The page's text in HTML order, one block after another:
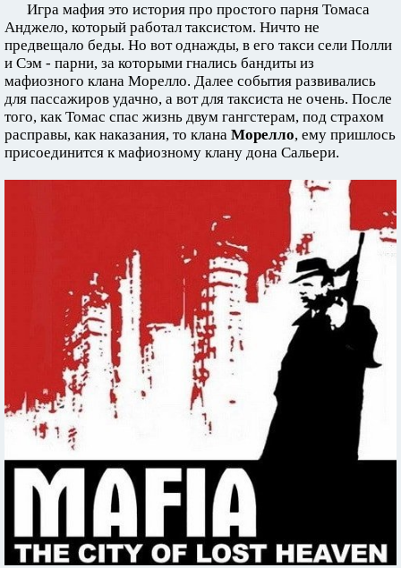
Игра мафия это история про простого парня Томаса
Анджело, который работал таксистом. Ничто не
предвещало беды. Но вот однажды, в его такси сели Полли
и Сэм - парни, за которыми гнались бандиты из
мафиозного клана Морелло. Далее события развивались
для пассажиров удачно, а вот для таксиста не очень. После
того, как Томас спас жизнь двум гангстерам, под страхом
расправы, как наказания, то клана Морелло, ему пришлось
присоединится к мафиозному клану дона Сальери.